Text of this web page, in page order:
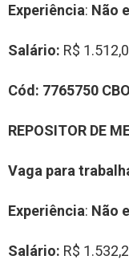
Experiência: Não
Salário: R$
Cód: 7765750
REPOSITOR DE
Vaga para
Experiência: Não
Salário: R$